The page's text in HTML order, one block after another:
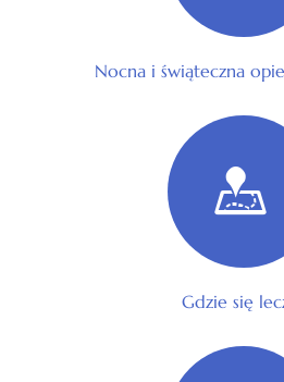
Nocna i świąteczna
Gdzie się